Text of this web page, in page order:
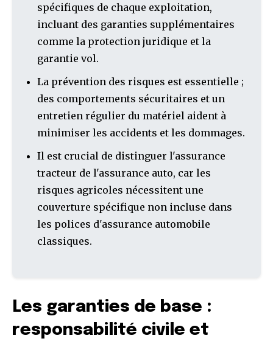
spécifiques de chaque exploitation,
incluant des garanties supplémentaires
comme la protection juridique et la
garantie vol.
La prévention des risques est essentielle ;
des comportements sécuritaires et un
entretien régulier du matériel aident à
minimiser les accidents et les dommages.
Il est crucial de distinguer l'assurance
tracteur de l'assurance auto, car les
risques agricoles nécessitent une
couverture spécifique non incluse dans
les polices d'assurance automobile
classiques.
Les garanties de base :
responsabilité civile et